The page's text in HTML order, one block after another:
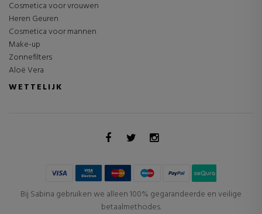
Cosmetica voor vrouwen
Heren Geuren
Cosmetica voor mannen
Make-up
Zonnefilters
Aloë Vera
WETTELIJK
Bij Sabina gebruiken we alleen 100% gegarandeerde en veilige
betaalmethodes.